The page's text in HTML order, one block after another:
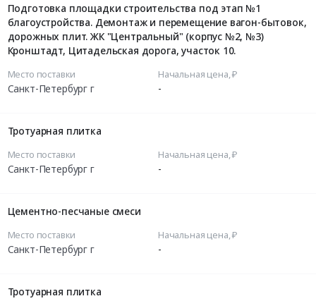
Подготовка площадки строительства под этап №1
благоустройства. Демонтаж и перемещение вагон-бытовок,
дорожных плит. ЖК "Центральный" (корпус №2, №3)
Кронштадт, Цитадельская дорога, участок 10.
Место поставки
Санкт-Петербург г
Начальная цена, ₽
-
Тротуарная плитка
Место поставки
Санкт-Петербург г
Начальная цена, ₽
-
Цементно-песчаные смеси
Место поставки
Санкт-Петербург г
Начальная цена, ₽
-
Тротуарная плитка